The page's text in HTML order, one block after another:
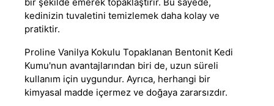
kedinizin tuvaletini temizlemek daha kolay ve
pratiktir.
Proline Vanilya Kokulu Topaklanan Bentonit Kedi
Kumu'nun avantajlarından biri de, uzun süreli
kullanım için uygundur. Ayrıca, herhangi bir
kimyasal madde içermez ve doğaya zararsızdır.